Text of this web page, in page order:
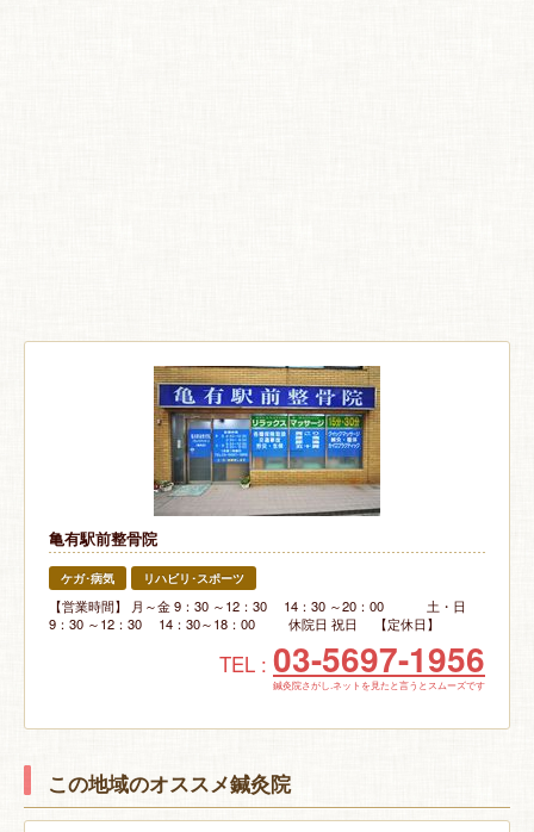
亀有駅前整骨院
ケガ･病気 リハビリ･スポーツ
【営業時間】 月～金 9：30 ～12：30 14：30 ～20：00 土・日
9：30 ～12：30 14：30～18：00 休院日 祝日 【定休日】
TEL : 03-5697-1956
鍼灸院さがし.ネットを見たと言うとスムーズです
この地域のオススメ鍼灸院